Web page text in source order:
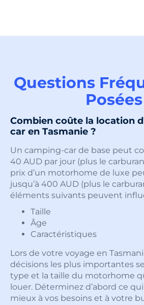
Questions
Posées
Combien coûte la location
car en Tasmanie ?
Un camping-car de base peut
40 AUD par jour (plus le
prix d’un motorhome de luxe
jusqu’à 400 AUD (plus le
éléments suivants peuvent
Taille
Âge
Caractéristiques
Lors de votre voyage en
décisions les plus importantes
type et la taille du motorhome
louer. Déterminez d’abord ce
mieux à vos besoins et à votre